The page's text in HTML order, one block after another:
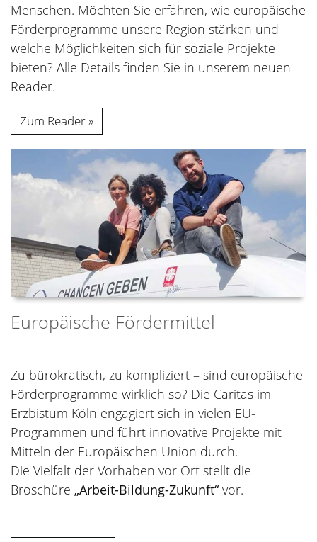
Menschen. Möchten Sie erfahren, wie europäische
Förderprogramme unsere Region stärken und
welche Möglichkeiten sich für soziale Projekte
bieten? Alle Details finden Sie in unserem neuen
Reader.
Zum Reader
Europäische Fördermittel
Zu bürokratisch, zu kompliziert – sind europäische
Förderprogramme wirklich so? Die Caritas im
Erzbistum Köln engagiert sich in vielen EU-
Programmen und führt innovative Projekte mit
Mitteln der Europäischen Union durch.
Die Vielfalt der Vorhaben vor Ort stellt die
Broschüre „Arbeit-Bildung-Zukunft“ vor.